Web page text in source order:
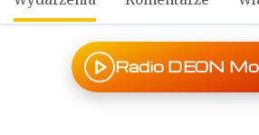
Radio DEON